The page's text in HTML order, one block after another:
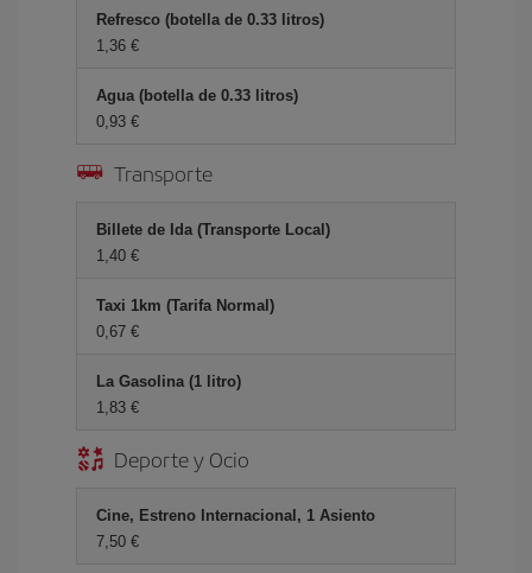
Refresco (botella de 0.33 litros)
1,36 €
Agua (botella de 0.33 litros)
0,93 €
Transporte
Billete de Ida (Transporte Local)
1,40 €
Taxi 1km (Tarifa Normal)
0,67 €
La Gasolina (1 litro)
1,83 €
Deporte y Ocio
Cine, Estreno Internacional, 1 Asiento
7,50 €